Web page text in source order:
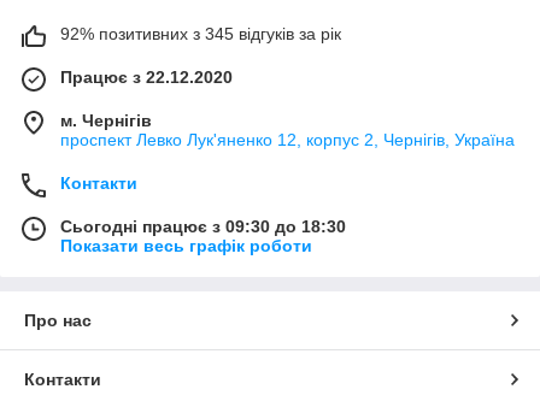
92% позитивних з 345 відгуків за рік
Працює з 22.12.2020
м. Чернігів
проспект Левко Лук'яненко 12, корпус 2, Чернігів, Україна
Контакти
Сьогодні працює з 09:30 до 18:30
Показати весь графік роботи
Про нас
Контакти